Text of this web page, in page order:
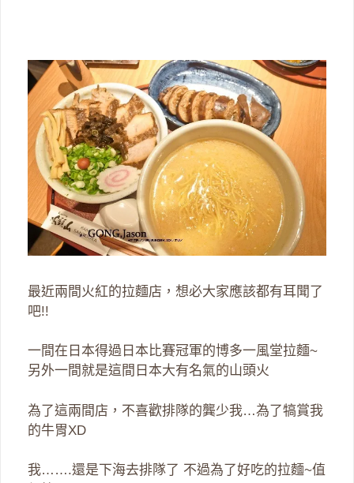
最近兩間火紅的拉麵店，想必大家應該都有耳聞了
吧!!
一間在日本得過日本比賽冠軍的博多一風堂拉麵~
另外一間就是這間日本大有名氣的山頭火
為了這兩間店，不喜歡排隊的龔少我…為了犒賞我
的牛胃XD
我…….還是下海去排隊了 不過為了好吃的拉麵~值